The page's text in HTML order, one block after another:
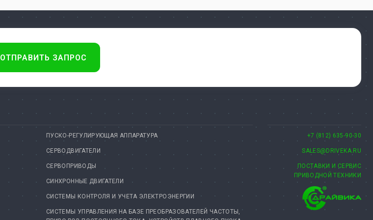
ОТПРАВИТЬ ЗАПРОС
ПУСКО-РЕГУЛИРУЮЩАЯ АППАРАТУРА
СЕРВОДВИГАТЕЛИ
СЕРВОПРИВОДЫ
СИНХРОННЫЕ ДВИГАТЕЛИ
СИСТЕМЫ КОНТРОЛЯ И УЧЕТА ЭЛЕКТРОЭНЕРГИИ
СИСТЕМЫ УПРАВЛЕНИЯ НА БАЗЕ ПРЕОБРАЗОВАТЕЛЕЙ ЧАСТОТЫ,
+7 (812) 635-90-30
SALES@DRIVEKA.RU
ПОСТАВКИ И СЕРВИС
ПРИВОДНОЙ ТЕХНИКИ